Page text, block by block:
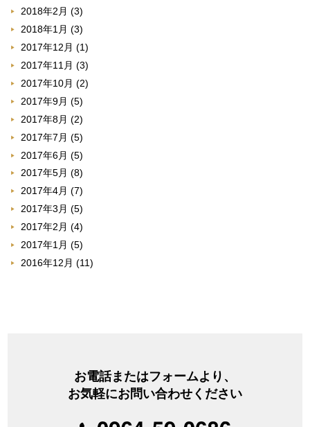
2018年2月 (3)
2018年1月 (3)
2017年12月 (1)
2017年11月 (3)
2017年10月 (2)
2017年9月 (5)
2017年8月 (2)
2017年7月 (5)
2017年6月 (5)
2017年5月 (8)
2017年4月 (7)
2017年3月 (5)
2017年2月 (4)
2017年1月 (5)
2016年12月 (11)
お電話またはフォームより、
お気軽にお問い合わせください